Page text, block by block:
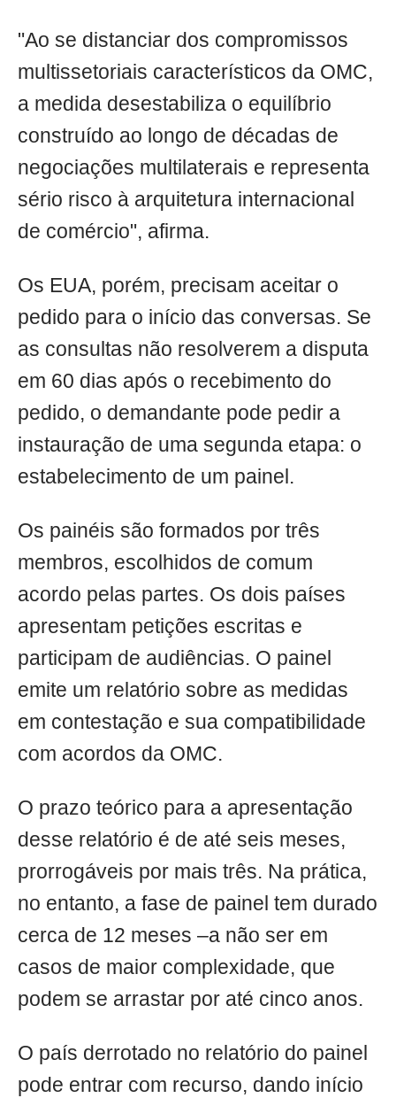
"Ao se distanciar dos compromissos
multissetoriais característicos da OMC,
a medida desestabiliza o equilíbrio
construído ao longo de décadas de
negociações multilaterais e representa
sério risco à arquitetura internacional
de comércio", afirma.
Os EUA, porém, precisam aceitar o
pedido para o início das conversas. Se
as consultas não resolverem a disputa
em 60 dias após o recebimento do
pedido, o demandante pode pedir a
instauração de uma segunda etapa: o
estabelecimento de um painel.
Os painéis são formados por três
membros, escolhidos de comum
acordo pelas partes. Os dois países
apresentam petições escritas e
participam de audiências. O painel
emite um relatório sobre as medidas
em contestação e sua compatibilidade
com acordos da OMC.
O prazo teórico para a apresentação
desse relatório é de até seis meses,
prorrogáveis por mais três. Na prática,
no entanto, a fase de painel tem durado
cerca de 12 meses –a não ser em
casos de maior complexidade, que
podem se arrastar por até cinco anos.
O país derrotado no relatório do painel
pode entrar com recurso, dando início